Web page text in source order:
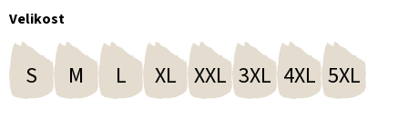
Velikost
S M L XL XXL 3XL 4XL 5XL